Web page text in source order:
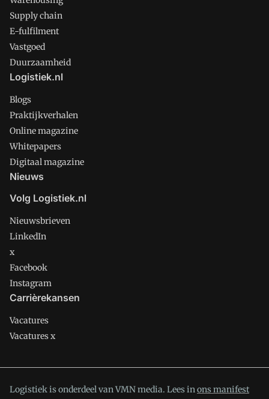
Supply chain
E-fulfilment
Vastgoed
Duurzaamheid
Logistiek.nl
Blogs
Praktijkverhalen
Online magazine
Whitepapers
Digitaal magazine
Nieuws
Volg Logistiek.nl
Nieuwsbrieven
LinkedIn
x
Facebook
Instagram
Carrièrekansen
Vacatures
Vacatures x
Logistiek is onderdeel van VMN media. Lees inons manifest